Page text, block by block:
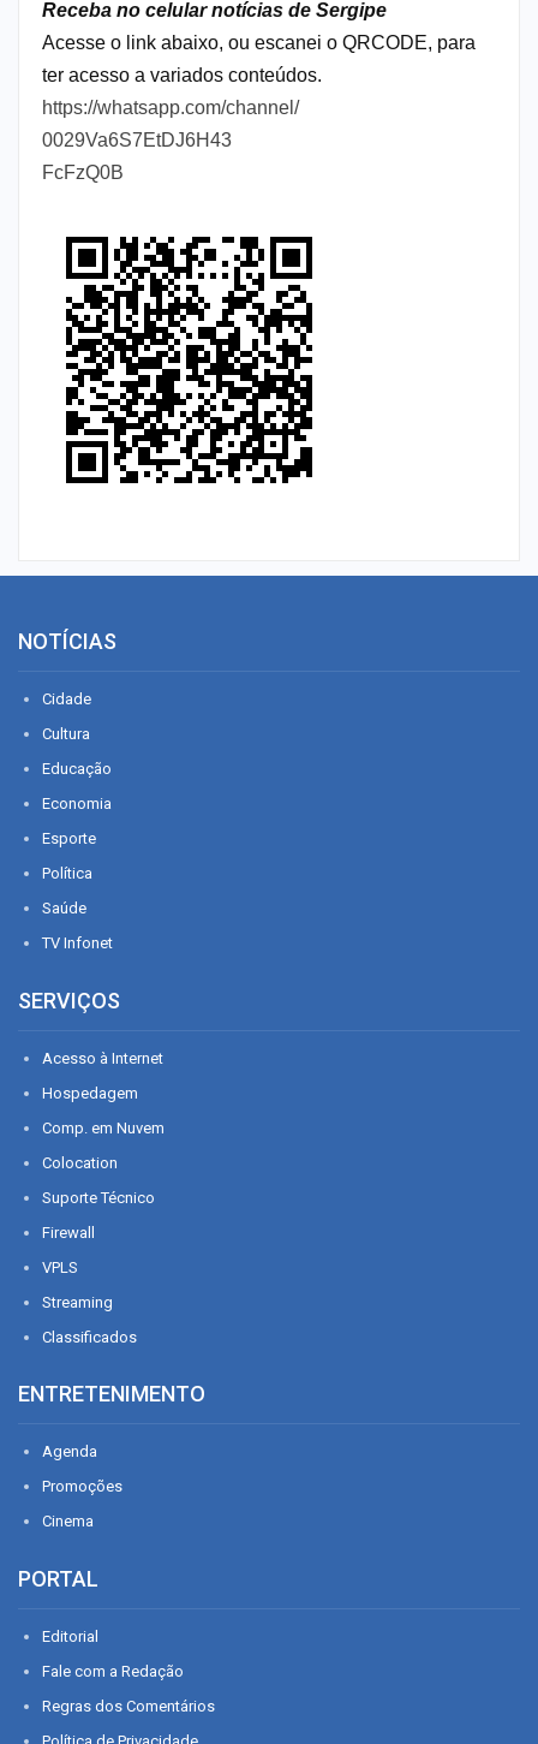
Receba no celular notícias de Sergipe
Acesse o link abaixo, ou escanei o QRCODE, para
ter acesso a variados conteúdos.
https://whatsapp.com/channel/
0029Va6S7EtDJ6H43
FcFzQ0B
NOTÍCIAS
Cidade
Cultura
Educação
Economia
Esporte
Política
Saúde
TV Infonet
SERVIÇOS
Acesso à Internet
Hospedagem
Comp. em Nuvem
Colocation
Suporte Técnico
Firewall
VPLS
Streaming
Classificados
ENTRETENIMENTO
Agenda
Promoções
Cinema
PORTAL
Editorial
Fale com a Redação
Regras dos Comentários